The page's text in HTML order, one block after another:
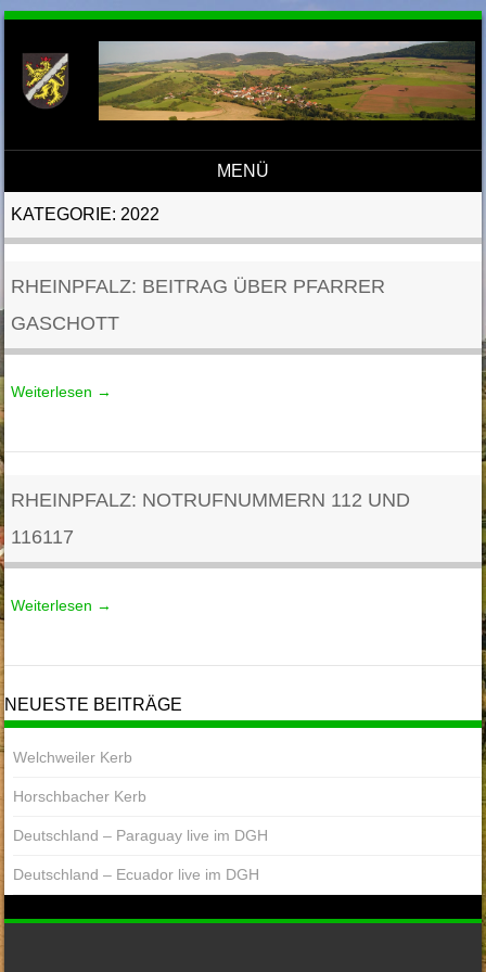
MENÜ
Direkt zum Inhalt
KATEGORIE: 2022
RHEINPFALZ: BEITRAG ÜBER PFARRER
GASCHOTT
Weiterlesen →
RHEINPFALZ: NOTRUFNUMMERN 112 UND
116117
Weiterlesen →
NEUESTE BEITRÄGE
Welchweiler Kerb
Horschbacher Kerb
Deutschland – Paraguay live im DGH
Deutschland – Ecuador live im DGH